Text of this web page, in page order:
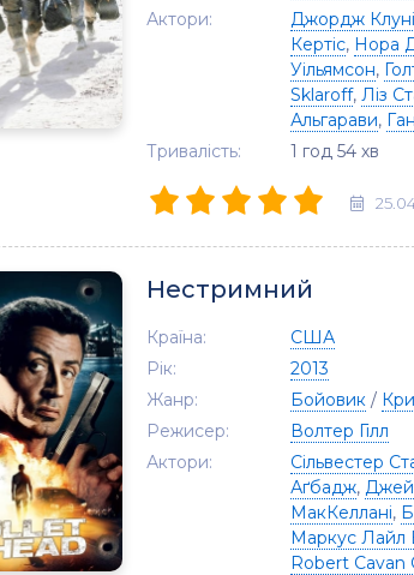
Актори:
Джордж Клуні
Кертіс, Нора
Уільямсон,
Sklaroff, Ліз
Альгарави,
Тривалість:
1 год 54 хв
Нестримний
Країна:
США
Рік:
2013
Жанр:
Бойовик /
Режисер:
Волтер Гілл
Актори:
Сільвестер
Аґбадж,
МакКеллані,
Маркус Лайл
Robert Cavan